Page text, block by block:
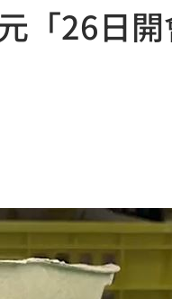
富關鍵：超孝順 01:02
標價上看220元
發社會震驚
善政接機
翻紅站回44000點
方式違法 00:19
「26日